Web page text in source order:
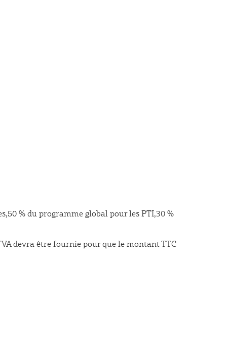
50 % du programme global pour les PTI,30 %
devra être fournie pour que le montant TTC